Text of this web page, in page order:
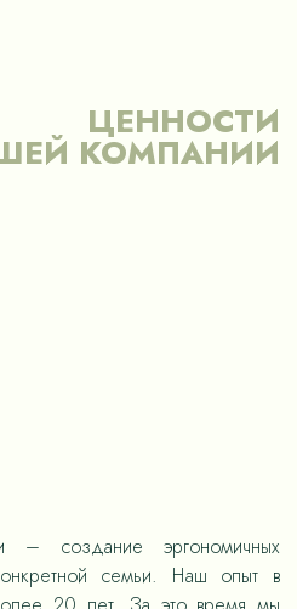
ЦЕННОСТИ
КОМПАНИИ
– создание эргономичных
семьи. Наш опыт в